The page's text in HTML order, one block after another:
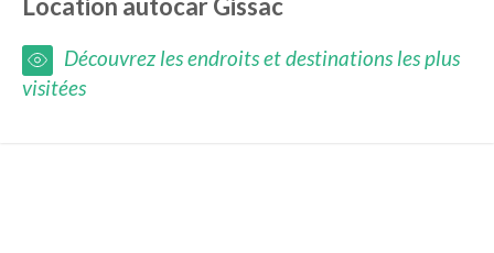
Location autocarGissac
Découvrez les endroits et destinations les plus
visitées